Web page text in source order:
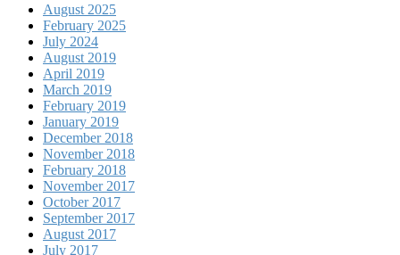
August 2025
February 2025
July 2024
August 2019
April 2019
March 2019
February 2019
January 2019
December 2018
November 2018
February 2018
November 2017
October 2017
September 2017
August 2017
July 2017